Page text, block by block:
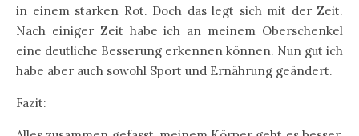
in einem starken Rot. Doch das legt sich mit der Zeit.
Nach einiger Zeit habe ich an meinem Oberschenkel
eine deutliche Besserung erkennen können. Nun gut ich
habe aber auch sowohl Sport und Ernährung geändert.
Fazit: